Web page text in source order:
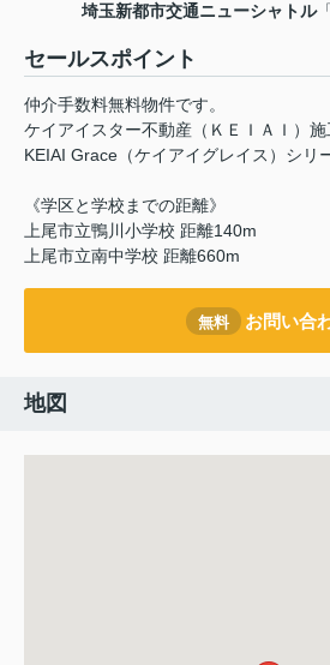
埼玉新都市交通ニューシャトル「
セールスポイント
仲介手数料無料物件です。
ケイアイスター不動産（ＫＥＩＡＩ）施
‎KEIAI Grace（ケイアイグレイス）シリ
《学区と学校までの距離》
上尾市立鴨川小学校 距離140m
上尾市立南中学校 距離660m
無料 お問い合
地図